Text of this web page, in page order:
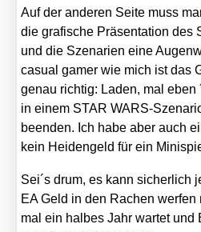
Auf der ande­ren Sei­te muss
die gra­fi­sche Prä­sen­ta­ti­on des
und die Sze­na­ri­en eine
casu­al gamer wie mich ist das
genau rich­tig: Laden, mal eben
in einem STAR WARS-
been­den. Ich habe aber auch
kein Hei­den­geld für ein
Sei´s drum, es kann sicher­lich
EA Geld in den Rachen wer­fen
mal ein hal­bes Jahr war­tet und